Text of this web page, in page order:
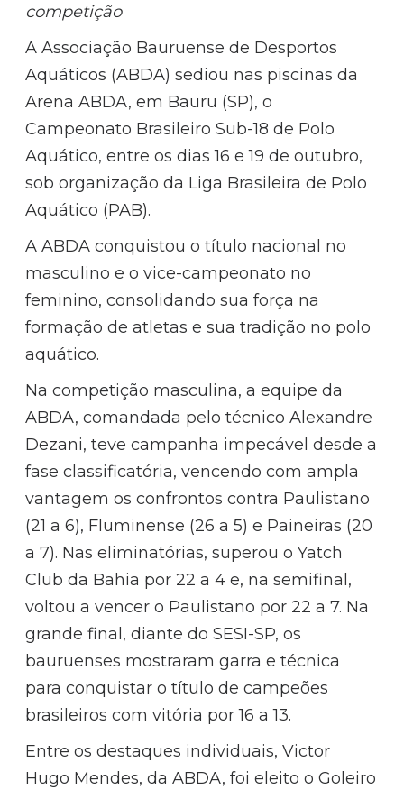
competição
A Associação Bauruense de Desportos
Aquáticos (ABDA) sediou nas piscinas da
Arena ABDA, em Bauru (SP), o
Campeonato Brasileiro Sub-18 de Polo
Aquático, entre os dias 16 e 19 de outubro,
sob organização da Liga Brasileira de Polo
Aquático (PAB).
A ABDA conquistou o título nacional no
masculino e o vice-campeonato no
feminino, consolidando sua força na
formação de atletas e sua tradição no polo
aquático.
Na competição masculina, a equipe da
ABDA, comandada pelo técnico Alexandre
Dezani, teve campanha impecável desde a
fase classificatória, vencendo com ampla
vantagem os confrontos contra Paulistano
(21 a 6), Fluminense (26 a 5) e Paineiras (20
a 7). Nas eliminatórias, superou o Yatch
Club da Bahia por 22 a 4 e, na semifinal,
voltou a vencer o Paulistano por 22 a 7. Na
grande final, diante do SESI-SP, os
bauruenses mostraram garra e técnica
para conquistar o título de campeões
brasileiros com vitória por 16 a 13.
Entre os destaques individuais, Victor
Hugo Mendes, da ABDA, foi eleito o Goleiro